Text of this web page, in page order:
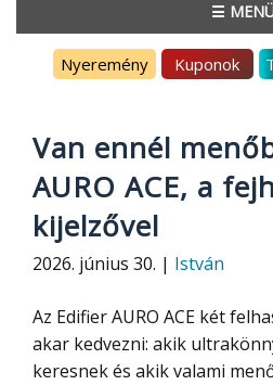
☰
Nyeremény Kuponok
Van ennél
AURO ACE, a
kijelzővel
2026. június 30. | István
Az Edifier AURO ACE két
akar kedvezni: akik
keresnek és akik valami